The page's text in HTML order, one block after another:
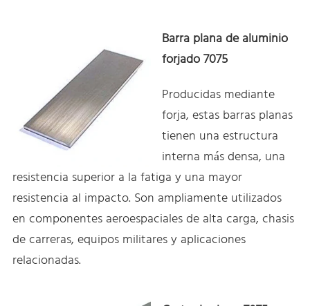
Barra plana de aluminio
forjado 7075
Producidas mediante
forja, estas barras planas
tienen una estructura
interna más densa, una
resistencia superior a la fatiga y una mayor
resistencia al impacto. Son ampliamente utilizados
en componentes aeroespaciales de alta carga, chasis
de carreras, equipos militares y aplicaciones
relacionadas.